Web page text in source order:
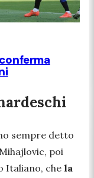
sempre detto
poi
Italiano, che la